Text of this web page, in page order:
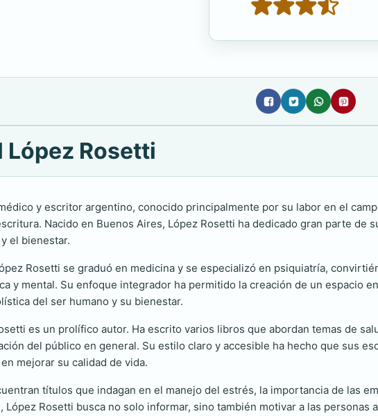
López Rosetti
y escritor argentino, conocido principalmente por su labor en el
Nacido en Buenos Aires, López Rosetti ha dedicado gran parte de
el bienestar.
Rosetti se graduó en medicina y se especializó en psiquiatría,
y mental. Su enfoque integrador ha permitido la creación de un espacio
del ser humano y su bienestar.
es un prolífico autor. Ha escrito varios libros que abordan temas de
del público en general. Su estilo claro y accesible ha hecho que sus
mejorar su calidad de vida.
títulos que indagan en el manejo del estrés, la importancia de las
Rosetti busca no solo informar, sino también motivar a las personas